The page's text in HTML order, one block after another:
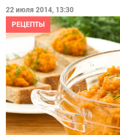
22 июля 2014, 13:30
РЕЦЕПТЫ